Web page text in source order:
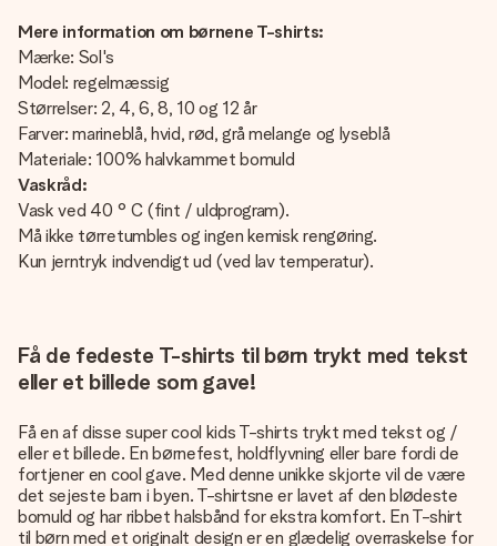
Mere information om børnene T-shirts:
Mærke: Sol's
Model: regelmæssig
Størrelser: 2, 4, 6, 8, 10 og 12 år
Farver: marineblå, hvid, rød, grå melange og lyseblå
Materiale: 100% halvkammet bomuld
Vaskråd:
Vask ved 40 ° C (fint / uldprogram).
Må ikke tørretumbles og ingen kemisk rengøring.
Kun jerntryk indvendigt ud (ved lav temperatur).
Få de fedeste T-shirts til børn trykt med tekst
eller et billede som gave!
Få en af ​​disse super cool kids T-shirts trykt med tekst og /
eller et billede. En børnefest, holdflyvning eller bare fordi de
fortjener en cool gave. Med denne unikke skjorte vil de være
det sejeste barn i byen. T-shirtsne er lavet af den blødeste
bomuld og har ribbet halsbånd for ekstra komfort. En T-shirt
til børn med et originalt design er en glædelig overraskelse for